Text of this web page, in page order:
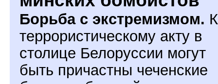
Борьба с экстремизмом. К
террористическому акту в
столице Белоруссии могут
быть причастны чеченские